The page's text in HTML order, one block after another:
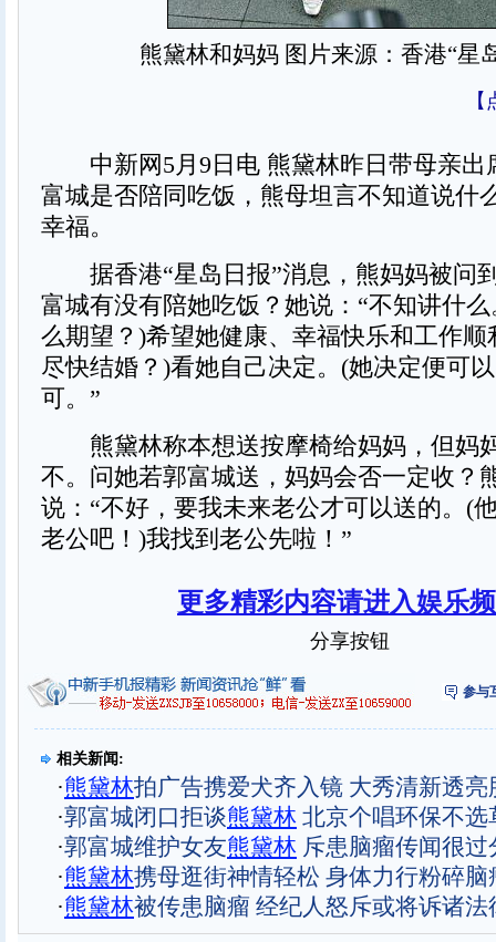
熊黛林和妈妈 图片来源：香港“星
中新网5月9日电 熊黛林昨日带母亲出
富城是否陪同吃饭，熊母坦言不知道说什
幸福。
据香港“星岛日报”消息，熊妈妈被问
富城有没有陪她吃饭？她说：“不知讲什
么期望？)希望她健康、幸福快乐和工作顺
尽快结婚？)看她自己决定。(她决定便可
可。”
熊黛林称本想送按摩椅给妈妈，但妈
不。问她若郭富城送，妈妈会否一定收？
说：“不好，要我未来老公才可以送的。(
老公吧！)我找到老公先啦！”
更多精彩内容请进入娱乐
分享按钮
参与
相关新闻:
·熊黛林拍广告携爱犬齐入镜 大秀清新透亮
·郭富城闭口拒谈熊黛林 北京个唱环保不选
·郭富城维护女友熊黛林 斥患脑瘤传闻很过
·熊黛林携母逛街神情轻松 身体力行粉碎脑
·熊黛林被传患脑瘤 经纪人怒斥或将诉诸法